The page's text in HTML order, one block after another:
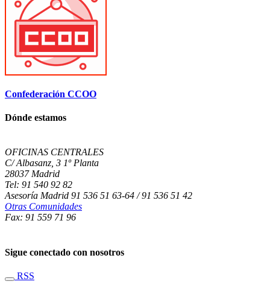
Confederación CCOO
Dónde estamos
OFICINAS CENTRALES
C/ Albasanz, 3 1º Planta
28037 Madrid
Tel: 91 540 92 82
Asesoría Madrid 91 536 51 63-64 / 91 536 51 42
Otras Comunidades
Fax: 91 559 71 96
Sigue conectado con nosotros
RSS